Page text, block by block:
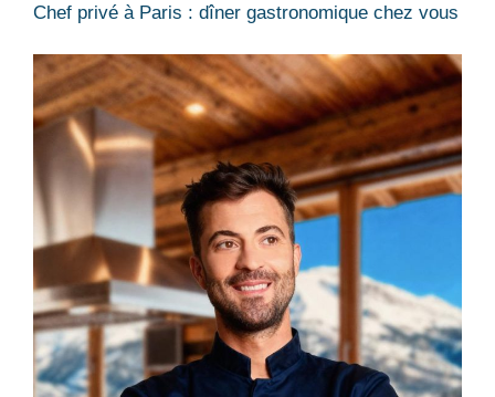
Chef privé à Paris : dîner gastronomique chez vous